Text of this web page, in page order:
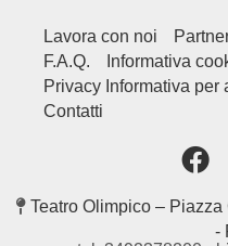
Lavora con noi
F.A.Q.
Informativa
Privacy Informativa per
Contatti
Teatro Olimpico –
-